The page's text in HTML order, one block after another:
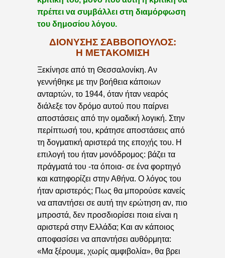
πρέπει να συμβάλλει στη διαμόρφωση
του δημοσίου λόγου.
ΔΙΟΝΎΣΗΣ ΣΑΒΒΌΠΟΥΛΟΣ:
Η ΜΕΤΑΚΌΜΙΣΗ
Ξεκίνησε από τη Θεσσαλονίκη. Αν
γεννήθηκε με την βοήθεια κάποιων
ανταρτών, το 1944, όταν ήταν νεαρός
διάλεξε τον δρόμο αυτού που παίρνει
αποστάσεις από την ομαδική λογική. Στην
περίπτωσή του, κράτησε αποστάσεις από
τη δογματική αριστερά της εποχής του. Η
επιλογή του ήταν μονόδρομος: βάζει τα
πράγματά του -τα όποια- σε ένα φορτηγό
και κατηφορίζει στην Αθήνα. Ο λόγος του
ήταν αριστερός; Πως θα μπορούσε κανείς
να απαντήσει σε αυτή την ερώτηση αν, πιο
μπροστά, δεν προσδιορίσει ποια είναι η
αριστερά στην Ελλάδα; Και αν κάποιος
αποφασίσει να απαντήσει αυθόρμητα:
«Μα ξέρουμε, χωρίς αμφιβολία», θα βρει